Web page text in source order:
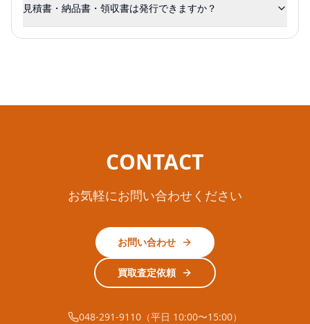
見積書・納品書・領収書は発行できますか？
CONTACT
お気軽にお問い合わせください
お問い合わせ
買取査定依頼
048-291-9110（平日 10:00〜15:00）